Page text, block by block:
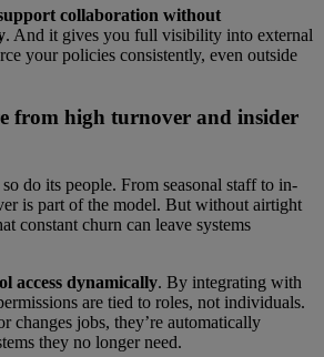
collaboration without
. And it gives you full visibility into external
your policies consistently, even outside
from high turnover and insider
do its people. From seasonal staff to in-
is part of the model. But without airtight
constant churn can leave systems
access dynamically. By integrating with
are tied to roles, not individuals.
changes jobs, they’re automatically
they no longer need.